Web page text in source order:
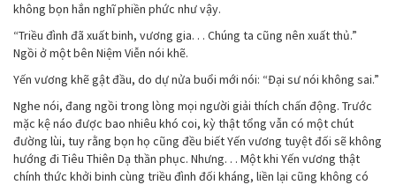
không bọn hắn nghĩ phiền phức như vậy.
“Triều đình đã xuất binh, vương gia. . . Chúng ta cũng nên xuất thủ.”
Ngồi ở một bên Niệm Viễn nói khẽ.
Yến vương khẽ gật đầu, do dự nửa buổi mới nói: “Đại sư nói không sai.”
Nghe nói, đang ngồi trong lòng mọi người giải thích chấn động. Trước
mặc kệ náo được bao nhiêu khó coi, kỳ thật tổng vẫn có một chút
đường lùi, tuy rằng bọn họ cũng đều biết Yến vương tuyệt đối sẽ không
hướng đi Tiêu Thiên Dạ thần phục. Nhưng. . . Một khi Yến vương thật
chính thức khởi binh cùng triều đình đối kháng, liền lại cũng không có